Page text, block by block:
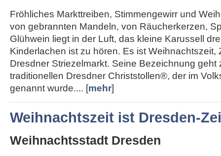
Fröhliches Markttreiben, Stimmengewirr und
von gebrannten Mandeln, von Räucherkerzen,
Glühwein liegt in der Luft, das kleine Karussell
Kinderlachen ist zu hören. Es ist Weihnachtszeit,
Dresdner Striezelmarkt. Seine Bezeichnung
traditionellen Dresdner Christstollen®, der im
genannt wurde.... [mehr]
Weihnachtszeit ist Dresden-
Weihnachtsstadt Dresden